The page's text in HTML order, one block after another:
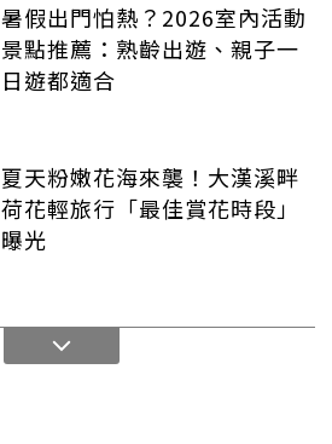
暑假出門怕熱？2026室內活動
景點推薦：熟齡出遊、親子一
日遊都適合
夏天粉嫩花海來襲！大漢溪畔
荷花輕旅行「最佳賞花時段」
曝光